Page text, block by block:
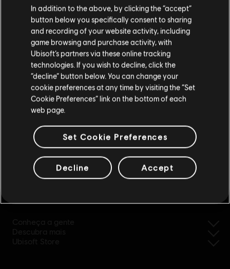
benefícios exclusivos recompensas
reembolso simplificado
Parece que você está no paísUnited States
Visite nossa Store local para fazer sua compra.
Fique na Store atual
Mudar para a loja do país Portugal
In addition to the above, by clicking the “accept”
button below you specifically consent to sharing
and recording of your website activity, including
game browsing and purchase activity, with
Ubisoft’s partners via these online tracking
technologies. If you wish to decline, click the
“decline” button below. You can change your
cookie preferences at any time by visiting the “Set
Cookie Preferences” link on the bottom of each
web page.
Set Cookie Preferences
Decline Accept